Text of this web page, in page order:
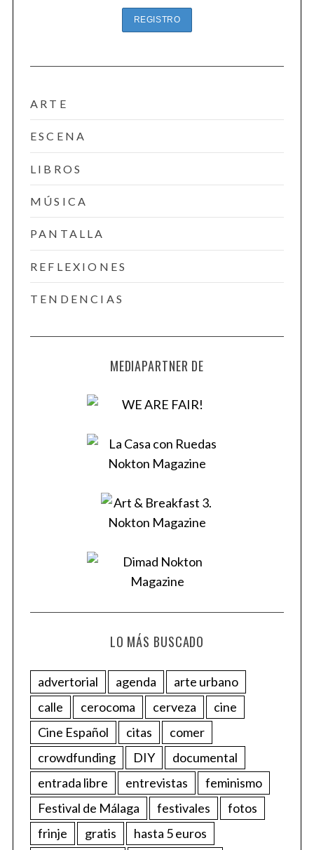
ARTE
ESCENA
LIBROS
MÚSICA
PANTALLA
REFLEXIONES
TENDENCIAS
MEDIAPARTNER DE
LO MÁS BUSCADO
advertorial agenda
arte urbano
calle
cerocoma cerveza
cine
Cine Español
citas
comer
crowdfunding
DIY
documental
entrada libre
entrevistas
feminismo
Festival de Málaga
festivales
fotos
frinje
gratis
hasta 5 euros